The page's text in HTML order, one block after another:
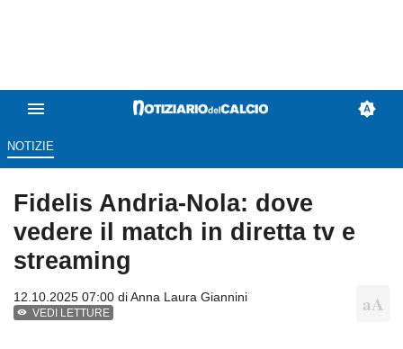
NOTIZIE
Fidelis Andria-Nola: dove
vedere il match in diretta tv e
streaming
12.10.2025 07:00 diAnna Laura Giannini
VEDI LETTURE